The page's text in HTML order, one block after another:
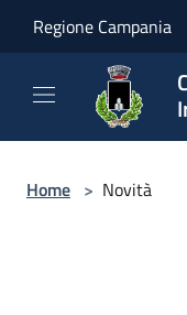
Regione Campania
Home > Novità